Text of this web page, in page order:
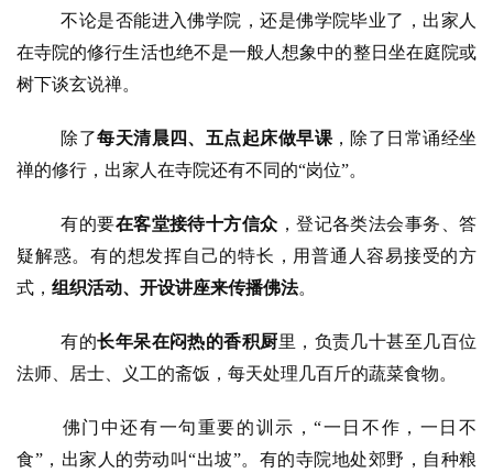
视
纪
佛
教
法
不论是否能进入佛学院，还是佛学院毕业了，出家人
在寺院的修行生活也绝不是一般人想象中的整日坐在庭院或
树下谈玄说禅。
除了每天清晨四、五点起床做早课，除了日常诵经坐
禅的修行，出家人在寺院还有不同的“岗位”。
有的要在客堂接待十方信众 ，登记各类法会事务、答
疑解惑。有的想发挥自己的特长，用普通人容易接受的方
式， 组织活动、开设讲座来传播佛法。
有的长年呆在闷热的香积厨里，负责几十甚至几百位
法师、居士、义工的斋饭，每天处理几百斤的蔬菜食物。
佛门中还有一句重要的训示，“一日不作，一日不
食”，出家人的劳动叫“出坡”。有的寺院地处郊野，自种粮